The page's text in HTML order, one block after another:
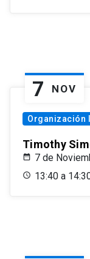
7 NOV
Organización
Timothy
7 de
13:40 a